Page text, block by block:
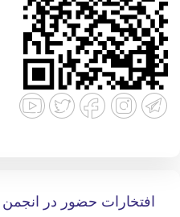
افتخارات حضور در انجمن :